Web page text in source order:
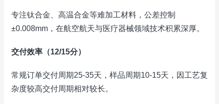
专注钛合金、高温合金等难加工材料，公差控制
±0.008mm，在航空航天与医疗器械领域技术积累深厚。
交付效率（12/15分）
常规订单交付周期25-35天，样品周期10-15天，因工艺复
杂度较高交付周期相对较长。